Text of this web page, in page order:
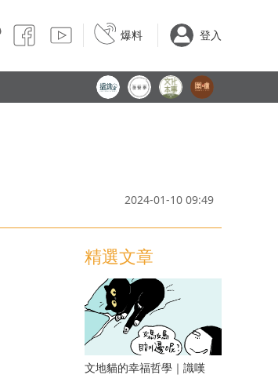
爆料 登入
2024-01-10 09:49
精選文章
文地貓的幸福哲學｜識嘆